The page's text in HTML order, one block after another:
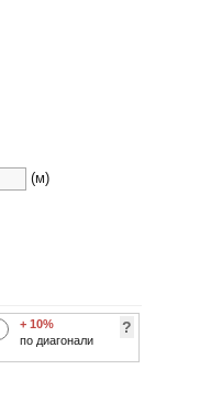
(м)
+ 10%
по диагонали
?